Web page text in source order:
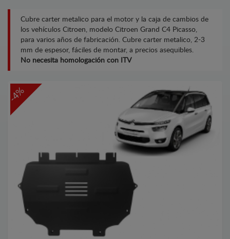
Cubre carter metalico para el motor y la caja de cambios de
los vehículos Citroen, modelo Citroen Grand C4 Picasso,
para varios años de fabricación. Cubre carter metalico, 2-3
mm de espesor, fáciles de montar, a precios asequibles.
No necesita homologación con ITV
-4%